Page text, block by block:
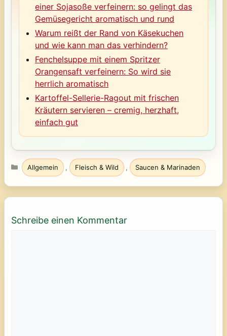
einer Sojasoße verfeinern: so gelingt das
Gemüsegericht aromatisch und rund
Warum reißt der Rand von Käsekuchen
und wie kann man das verhindern?
Fenchelsuppe mit einem Spritzer
Orangensaft verfeinern: So wird sie
herrlich aromatisch
Kartoffel-Sellerie-Ragout mit frischen
Kräutern servieren – cremig, herzhaft,
einfach gut
Kategorien
Allgemein , Fleisch & Wild , Saucen & Marinaden
Schreibe einen Kommentar